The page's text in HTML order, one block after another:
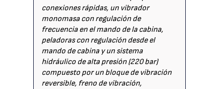
conexiones rápidas, un vibrador
monomasa con regulación de
frecuencia en el mando de la cabina,
peladoras con regulación desde el
mando de cabina y un sistema
hidráulico de alta presión (220 bar)
compuesto por un bloque de vibración
reversible, freno de vibración,